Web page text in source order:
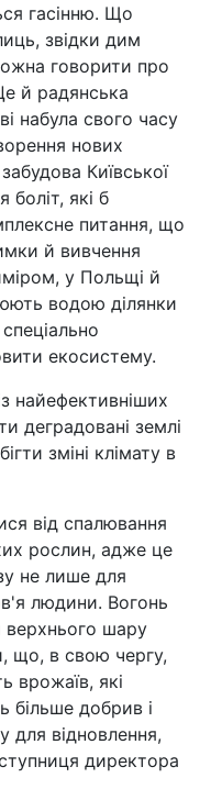
гасінню. Що
звідки дим
говорити про
й радянська
набула свого часу
нових
Київської
боліт, які б
питання, що
й вивчення
у Польщі й
водою ділянки
екосистему.
найефективніших
деградовані землі
зміні клімату в
від спалювання
рослин, адже це
не лише для
людини. Вогонь
верхнього шару
що, в свою чергу,
врожаїв, які
більше добрив і
для відновлення,
директора